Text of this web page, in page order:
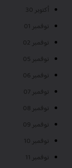
أكتوبر 30
نوفمبر 01
نوفمبر 02
نوفمبر 05
نوفمبر 06
نوفمبر 07
نوفمبر 08
نوفمبر 09
نوفمبر 10
نوفمبر 11